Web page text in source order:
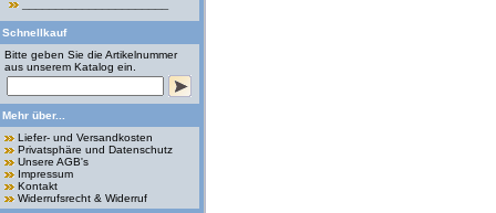
Schnellkauf
Bitte geben Sie die Artikelnummer
aus unserem Katalog ein.
Mehr über...
Liefer- und Versandkosten
Privatsphäre und Datenschutz
Unsere AGB's
Impressum
Kontakt
Widerrufsrecht & Widerruf